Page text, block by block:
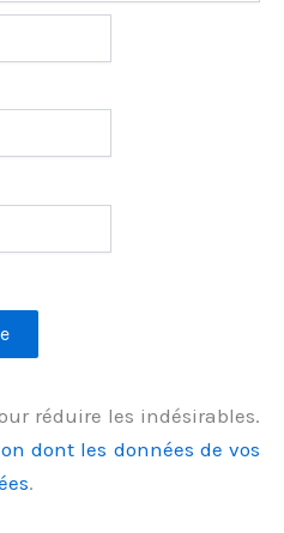
réduire les indésirables.
dont les données de vos
.